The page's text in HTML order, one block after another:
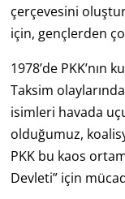
çerçevesini
için, gençlerden
1978’de PKK’nın
Taksim
isimleri havada
olduğumuz,
PKK bu kaos
Devleti” için